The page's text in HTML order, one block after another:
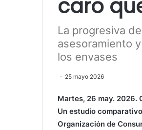
caro
La progresiva
asesoramiento
los envases
25 mayo 2026
Martes, 26 may. 2026.
Un estudio
Organización de